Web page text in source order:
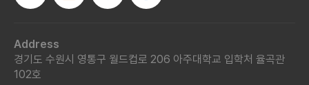
Address
경기도 수원시 영통구 월드컵로 206 아주대학교 입학처 율곡관
102호